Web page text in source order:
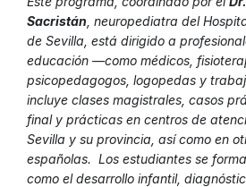
Sacristán , neuropediatra del
de Sevilla, está dirigido a
educación —como médicos,
psicopedagogos, logopedas y
incluye clases magistrales, casos
final y prácticas en centros de
Sevilla y su provincia, así como en
españolas. Los estudiantes se
como el desarrollo infantil,